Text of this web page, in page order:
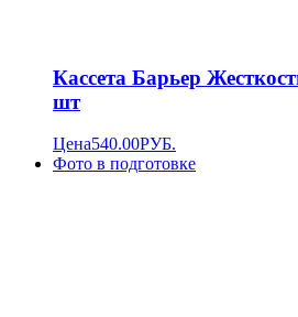
Кассета Барьер
шт
Цена540.00РУБ.
Фото в подготовке